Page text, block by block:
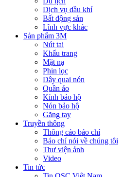
Dịch vụ dầu khí
Bất động sản
Lĩnh vực khác
Sản phẩm 3M
Nút tai
Khẩu trang
Mặt nạ
Phin lọc
Dây quai nón
Quần áo
Kính bảo hộ
Nón bảo hộ
Găng tay
Truyền thông
Thông cáo báo chí
Báo chí nói về chúng tôi
Thư viện ảnh
Video
Tin tức